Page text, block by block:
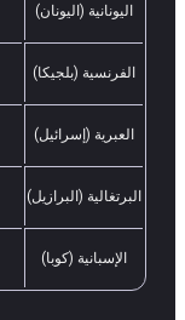
اليونانية (اليونان)
الفرنسية (بلجيكا)
العبرية (إسرائيل)
البرتغالية (البرازيل)
الإسبانية (كوبا)